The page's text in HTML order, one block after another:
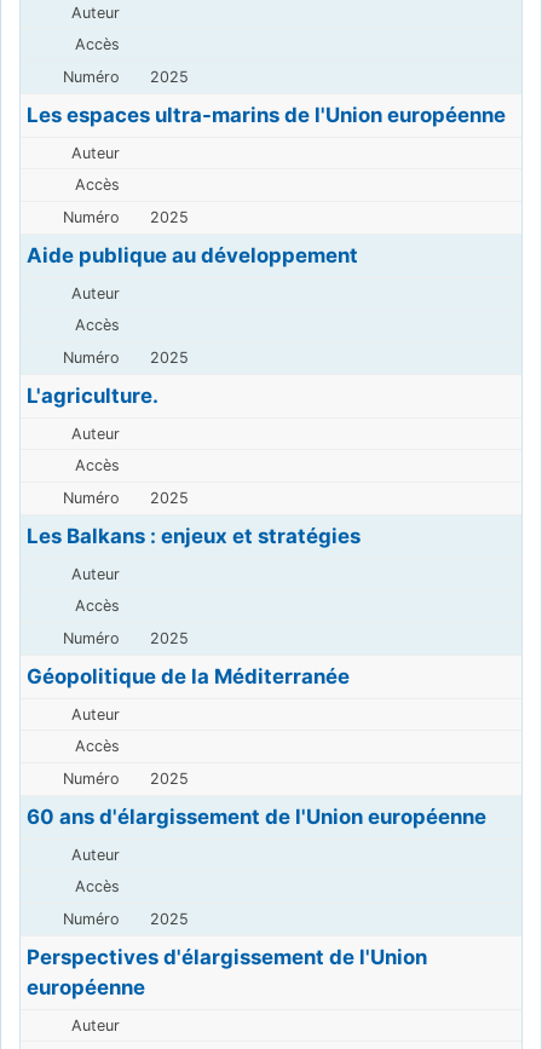
2025
Les espaces ultra-marins de l'Union européenne
2025
Aide publique au développement
2025
L'agriculture.
2025
Les Balkans : enjeux et stratégies
2025
Géopolitique de la Méditerranée
2025
60 ans d'élargissement de l'Union européenne
2025
Perspectives d'élargissement de l'Union
européenne